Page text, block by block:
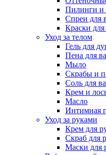
Пилинги и
Спреи для
Краски для
Уход за телом
Гель для
Пена для
Мыло
Скрабы и
Соль для
Крем и
Масло
Интимная
Уход за руками
Крем для
Скраб для
Маски для